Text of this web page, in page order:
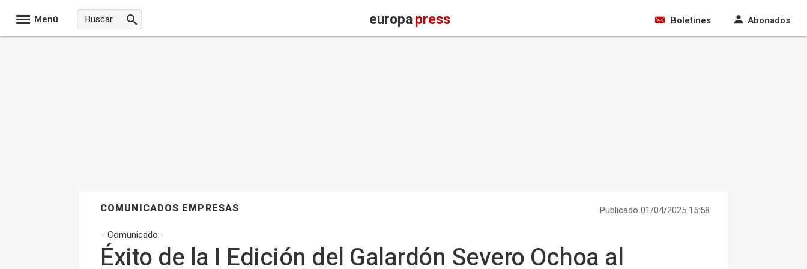
Menú europapress Boletines Abonados
COMUNICADOS EMPRESAS
Publicado 01/04/2025 15:58
- Comunicado -
Éxito de la I Edición del Galardón Severo Ochoa al